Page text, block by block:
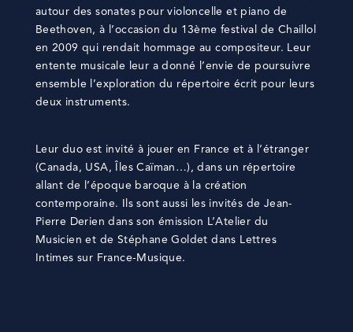
autour des sonates pour violoncelle et piano de
Beethoven, à l’occasion du 13ème festival de Chaillol
en 2009 qui rendait hommage au compositeur. Leur
entente musicale leur a donné l’envie de poursuivre
ensemble l’exploration du répertoire écrit pour leurs
deux instruments.
Leur duo est invité à jouer en France et à l’étranger
(Canada, USA, Îles Caïman…), dans un répertoire
allant de l’époque baroque à la création
contemporaine. Ils sont aussi les invités de Jean-
Pierre Derien dans son émission L’Atelier du
Musicien et de Stéphane Goldet dans Lettres
Intimes sur France-Musique.